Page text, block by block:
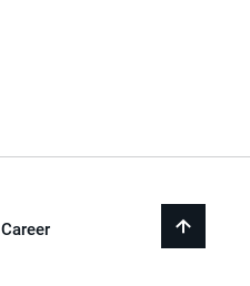
back
Career